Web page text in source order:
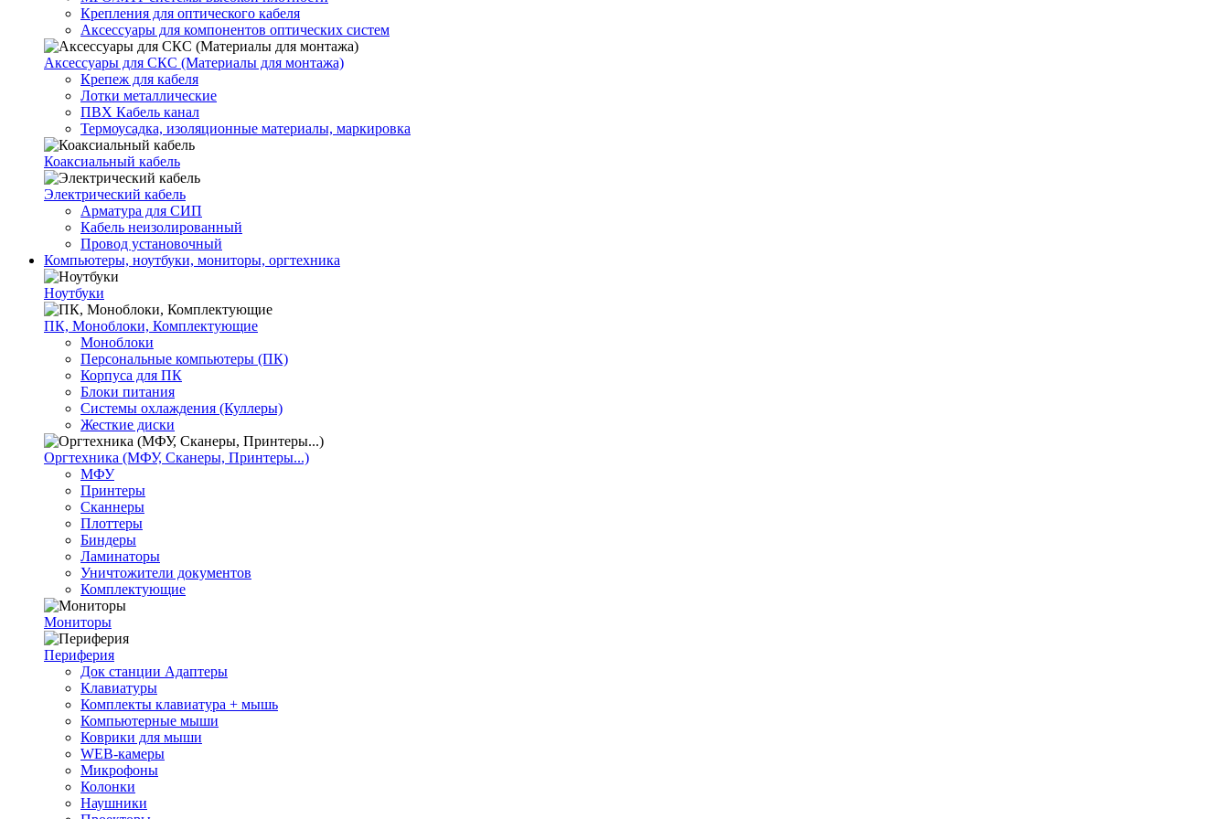
Крепления для оптического кабеля
Аксессуары для компонентов оптических систем
Аксессуары для СКС (Материалы для монтажа)
Крепеж для кабеля
Лотки металлические
ПВХ Кабель канал
Термоусадка, изоляционные материалы, маркировка
Коаксиальный кабель
Электрический кабель
Арматура для СИП
Кабель неизолированный
Провод установочный
Компьютеры, ноутбуки, мониторы, оргтехника
Ноутбуки
ПК, Моноблоки, Комплектующие
Моноблоки
Персональные компьютеры (ПК)
Корпуса для ПК
Блоки питания
Системы охлаждения (Куллеры)
Жесткие диски
Оргтехника (МФУ, Сканеры, Принтеры...)
МФУ
Принтеры
Сканнеры
Плоттеры
Биндеры
Ламинаторы
Уничтожители документов
Комплектующие
Мониторы
Периферия
Док станции Адаптеры
Клавиатуры
Комплекты клавиатура + мышь
Компьютерные мыши
Коврики для мыши
WEB-камеры
Микрофоны
Колонки
Наушники